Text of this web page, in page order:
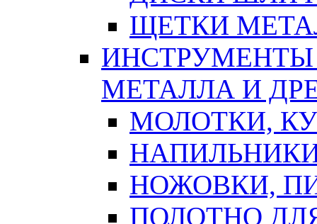
ЩЕТКИ
ИНСТРУМЕНТЫ
МЕТАЛЛА И
МОЛОТКИ,
НОЖОВКИ,
ПОЛОТНО